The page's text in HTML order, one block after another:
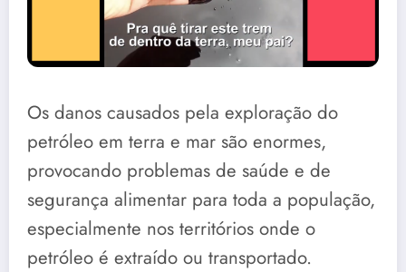
Os danos causados pela exploração do
petróleo em terra e mar são enormes,
provocando problemas de saúde e de
segurança alimentar para toda a população,
especialmente nos territórios onde o
petróleo é extraído ou transportado.